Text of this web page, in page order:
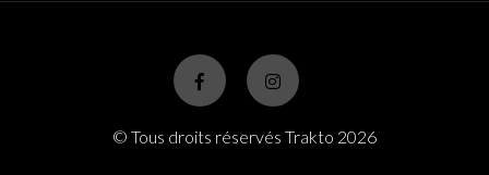
© Tous droits réservés Trakto 2026